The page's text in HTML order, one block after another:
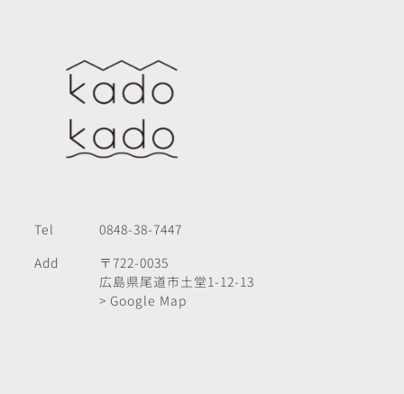
Tel
0848-38-7447
Add
〒722-0035
広島県尾道市土堂1-12-13
> Google Map